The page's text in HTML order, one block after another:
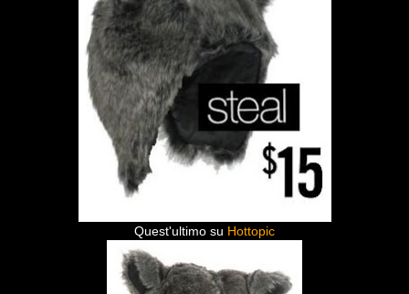
Quest'ultimo su Hottopic